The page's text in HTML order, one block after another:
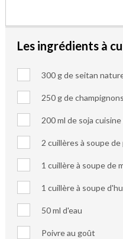
Les ingrédients à
300 g de seitan
250 g de
200 ml de soja
2 cuillères à soupe
1 cuillère à soupe de
1 cuillère à soupe
50 ml d'eau
Poivre au goût